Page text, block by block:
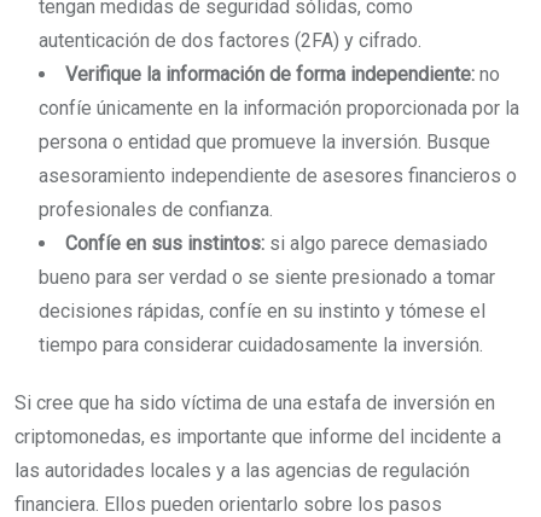
tengan medidas de seguridad sólidas, como
autenticación de dos factores (2FA) y cifrado.
Verifique la información de forma independiente: no
confíe únicamente en la información proporcionada por la
persona o entidad que promueve la inversión. Busque
asesoramiento independiente de asesores financieros o
profesionales de confianza.
Confíe en sus instintos: si algo parece demasiado
bueno para ser verdad o se siente presionado a tomar
decisiones rápidas, confíe en su instinto y tómese el
tiempo para considerar cuidadosamente la inversión.
Si cree que ha sido víctima de una estafa de inversión en
criptomonedas, es importante que informe del incidente a
las autoridades locales y a las agencias de regulación
financiera. Ellos pueden orientarlo sobre los pasos